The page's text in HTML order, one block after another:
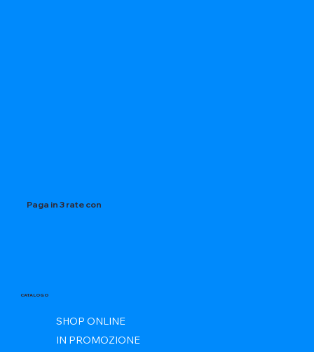
Paga in 3 rate con
CATALOGO
SHOP ONLINE
IN PROMOZIONE